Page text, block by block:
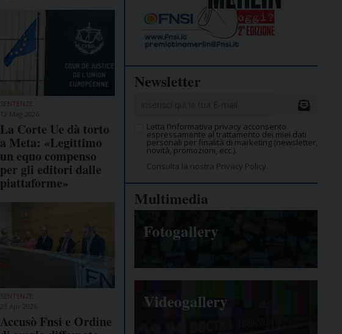
SENTENZE
La Corte Ue dà torto
a Meta: «Legittimo
un equo compenso
per gli editori dalle
piattaforme»
SENTENZE
Accusò Fnsi e Ordine
Newsletter
Letta l’informativa privacy acconsento
espressamente al trattamento dei miei dati
personali per finalità di marketing (newsletter,
novità, promozioni, ecc.).
Consulta la nostra Privacy Policy.
Multimedia
Fotogallery
Videogallery